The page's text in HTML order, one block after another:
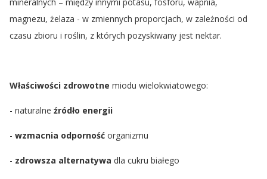
magnezu, żelaza - w zmiennych proporcjach, w zależności od
czasu zbioru i roślin, z których pozyskiwany jest nektar.
Właściwości zdrowotne miodu wielokwiatowego:
- naturalne źródło energii
- wzmacnia odporność organizmu
- zdrowsza alternatywa dla cukru białego